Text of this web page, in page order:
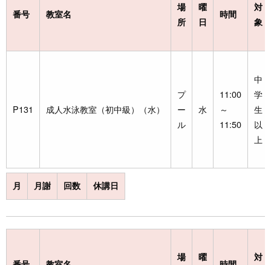
番号 教室名
場
所
曜
日
時間
対
象
P131 成人水泳教室（初中級）（水）
プ
ー
ル
水
11:00
～
11:50
中
学
生
以
上
月 月謝 回数 休講日
場
曜
対